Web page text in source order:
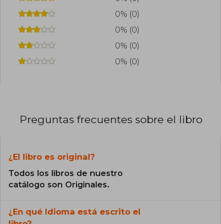
0% (0)
0% (0)
0% (0)
0% (0)
Preguntas frecuentes sobre el libro
¿El libro es original?
Todos los libros de nuestro
catálogo son Originales.
¿En qué Idioma está escrito el